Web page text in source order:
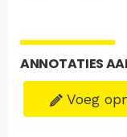
ANNOTATIES
Voeg